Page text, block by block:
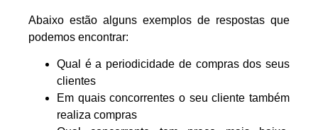
Abaixo estão alguns exemplos de respostas que
podemos encontrar:
Qual é a periodicidade de compras dos seus
clientes
Em quais concorrentes o seu cliente também
realiza compras